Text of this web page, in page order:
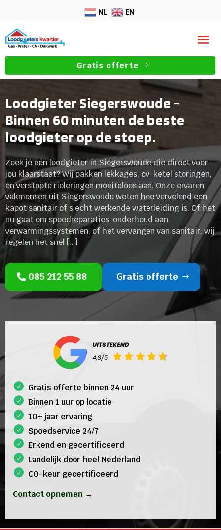
NL EN
Gratis offerte
Loodgieter Siegerswoude -
Binnen 60 minuten de beste
loodgieter op de stoep.
Zoek je een loodgieter in Siegerswoude die direct voor
jou klaarstaat? Wij pakken lekkages, cv-ketel storingen,
en verstopte rioleringen moeiteloos aan. Onze ervaren
vakmensen uit Siegerswoude weten hoe vervelend een
kapot sanitair of slecht werkende waterleiding is. Of het
nu gaat om spoedreparaties, onderhoud aan
verwarmingssystemen, of het vervangen van sanitair, wij
regelen het snel […]
085 212 55 88 Gratis offerte
Gratis offerte binnen 24 uur
Binnen 1 uur op locatie
10+ jaar ervaring
Spoedservice 24/7
Erkend en gecertificeerd
Landelijk door heel Nederland
CO-keur gecertificeerd
Contact opnemen →